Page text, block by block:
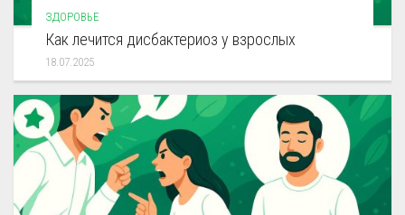
ЗДОРОВЬЕ
Как лечится дисбактериоз у взрослых
18.07.2025